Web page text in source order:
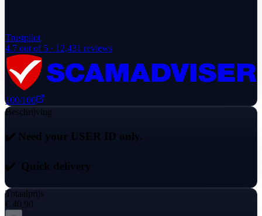
Trustpilot
4.7 out of 5 · 12,431 reviews
100/100
Beschrijving
✔️ Need your USER ID only.
✔️ Quick delivery
Totaalprijs
€ 40,90